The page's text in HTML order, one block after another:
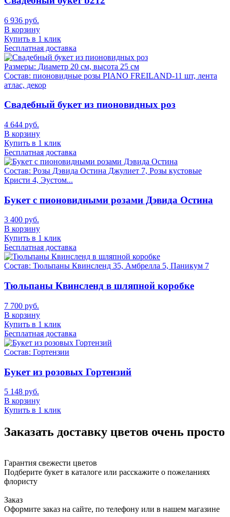
6 936 руб.
В корзину
Купить в 1 клик
Бесплатная доставка
Размеры: Диаметр 20 см, высота 25 см
Состав: пионовидные розы PIANO FREILAND-11 шт, лента
атлас, декор
Свадебный букет из пионовидных роз
4 644 руб.
В корзину
Купить в 1 клик
Бесплатная доставка
Состав: Розы Дэвида Остина Джулиет 7, Розы кустовые
Кристи 4, Эустом...
Букет с пионовидными розами Дэвида Остина
3 400 руб.
В корзину
Купить в 1 клик
Бесплатная доставка
Состав: Тюльпаны Квинсленд 35, Амбрелла 5, Паникум 7
Тюльпаны Квинсленд в шляпной коробке
7 700 руб.
В корзину
Купить в 1 клик
Бесплатная доставка
Состав: Гортензии
Букет из розовых Гортензий
5 148 руб.
В корзину
Купить в 1 клик
Заказать доставку цветов очень просто
Гарантия свежести цветов
Подберите букет в каталоге или расскажите о пожеланиях
флористу
Заказ
Оформите заказ на сайте, по телефону или в нашем магазине